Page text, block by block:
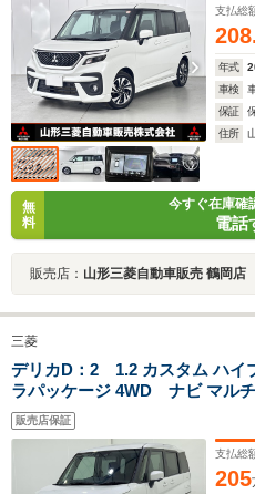
支払総
年式
車検
保証
住所
無
料
今すぐ在庫確
電話
販売店： 山形三菱自動車販売 鶴岡店
三菱
デリカD：2 1.2 カスタム ハイ
ラパッケージ 4WD ナビ マル
側電動スライドドア ETC アダプ
ール 前席ウォークスルー 横滑り
販売店保証
支払総
205